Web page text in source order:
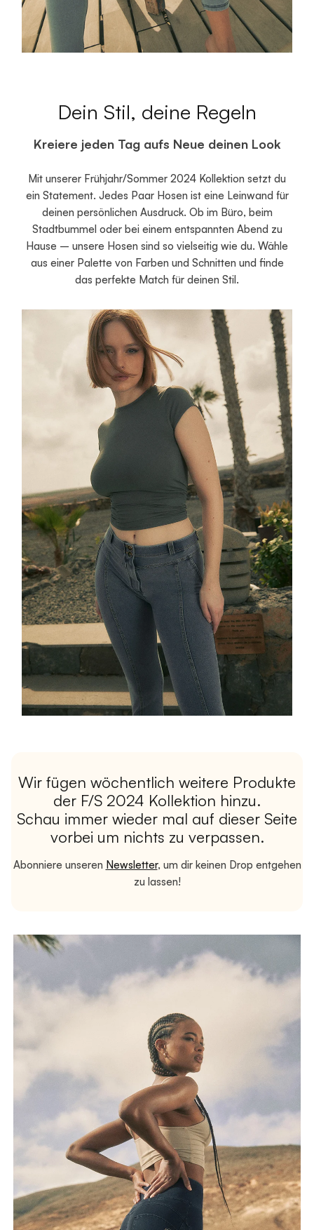
Dein Stil, deine Regeln
Kreiere jeden Tag aufs Neue deinen Look
Mit unserer Frühjahr/Sommer 2024 Kollektion setzt du
ein Statement. Jedes Paar Hosen ist eine Leinwand für
deinen persönlichen Ausdruck. Ob im Büro, beim
Stadtbummel oder bei einem entspannten Abend zu
Hause – unsere Hosen sind so vielseitig wie du. Wähle
aus einer Palette von Farben und Schnitten und finde
das perfekte Match für deinen Stil.
Wir fügen wöchentlich weitere Produkte
der F/S 2024 Kollektion hinzu.
Schau immer wieder mal auf dieser Seite
vorbei um nichts zu verpassen.
Abonniere unseren Newsletter, um dir keinen Drop entgehen
zu lassen!